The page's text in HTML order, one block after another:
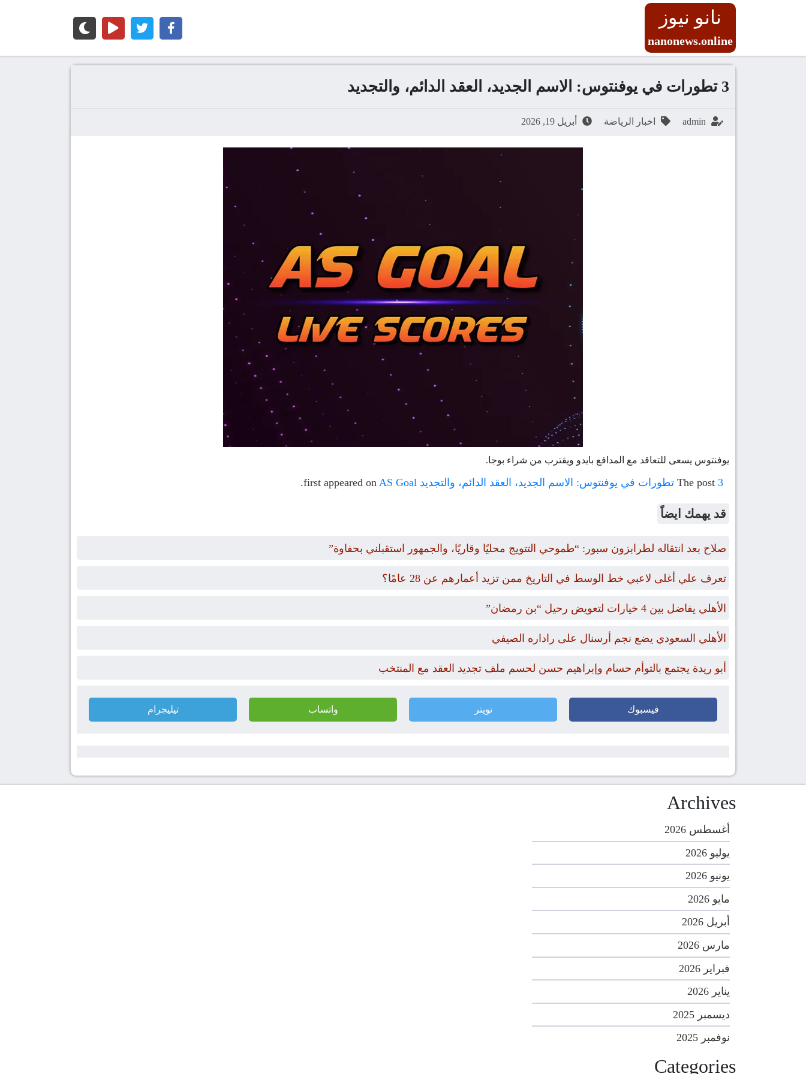
نانو نيوز
nanonews.online
3 تطورات في يوفنتوس: الاسم الجديد، العقد الدائم، والتجديد
admin اخبار الرياضة أبريل 19, 2026
يوفنتوس يسعى للتعاقد مع المدافع بايدو ويقترب من شراء بوجا.
The post 3 تطورات في يوفنتوس: الاسم الجديد، العقد الدائم، والتجديد AS Goal
.
قد يهمك ايضاً
صلاح بعد انتقاله لطرابزون سبور: “طموحي التتويج محليًا وقاريًا، والجمهور استقبلني بحفاوة”
تعرف علي أغلى لاعبي خط الوسط في التاريخ ممن تزيد أعمارهم عن 28 عامًا؟
الأهلي يفاضل بين 4 خيارات لتعويض رحيل “بن رمضان”
الأهلي السعودي يضع نجم أرسنال على راداره الصيفي
أبو ريدة يجتمع بالتوأم حسام وإبراهيم حسن لحسم ملف تجديد العقد مع المنتخب
فيسبوك تويتر واتساب تيليجرام
Archives
أغسطس 2026
يوليو 2026
يونيو 2026
مايو 2026
أبريل 2026
مارس 2026
فبراير 2026
يناير 2026
ديسمبر 2025
نوفمبر 2025
Categories